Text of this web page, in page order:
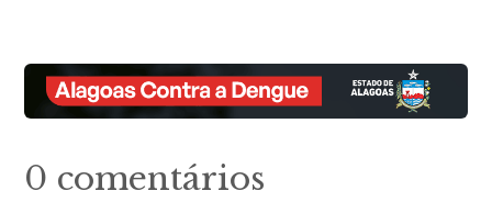
0 comentários